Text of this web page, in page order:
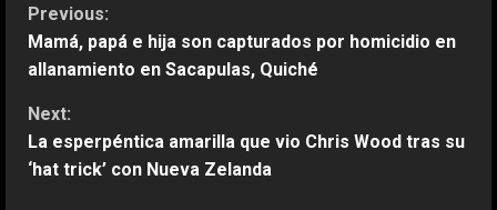
C
o
n
t
Previous:
Mamá, papá e hija son capturados por homicidio en
allanamiento en Sacapulas, Quiché
Next:
La esperpéntica amarilla que vio Chris Wood tras su
‘hat trick’ con Nueva Zelanda